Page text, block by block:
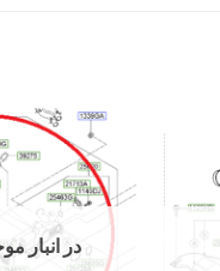
در انبار